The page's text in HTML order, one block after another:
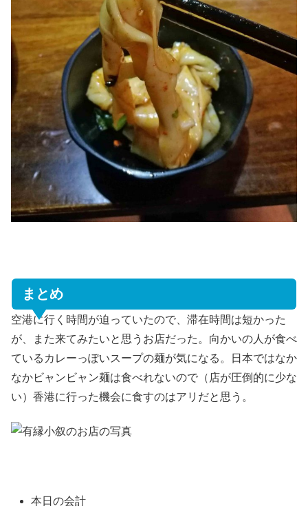
まとめ
空港に行く時間が迫っていたので、滞在時間は短かった
が、また来てみたいと思うお店だった。向かいの人が食べ
ているカレーっぽいスープの麺が気になる。日本ではなか
なかビャンビャン麺は食べれないので（店が圧倒的に少な
い）香港に行った機会に食すのはアリだと思う。
本日の会計